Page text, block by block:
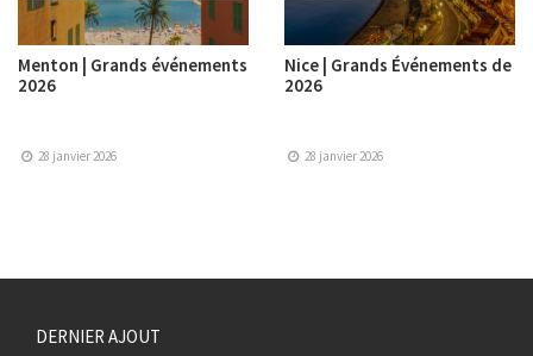
Menton | Grands événements
2026
28 janvier 2026
Nice | Grands Événements de
2026
28 janvier 2026
DERNIER AJOUT